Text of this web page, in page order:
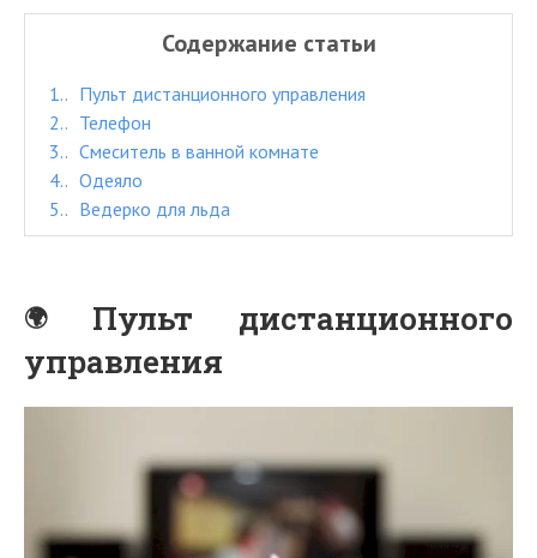
Содержание статьи
1.
Пульт дистанционного управления
2.
Телефон
3.
Смеситель в ванной комнате
4.
Одеяло
5.
Ведерко для льда
Пульт дистанционного
управления